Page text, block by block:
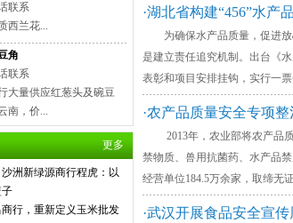
联系
西兰花...
角
联系
大量供应红葱头及碗豆
南，价...
更多
洲新绿源商行程虎：以
行，重新定义玉米批发
·湖北省构建“456”水产
为确保水产品质量，促进放
是建立责任追究机制。出台《
表彰和项目安排挂钩，实行一
·农产品质量安全专项
2013年，农业部将农产品质
禁物质、兽用抗菌药、水产品
经营单位184.5万余家，取缔无
·武汉开展食品安全宣